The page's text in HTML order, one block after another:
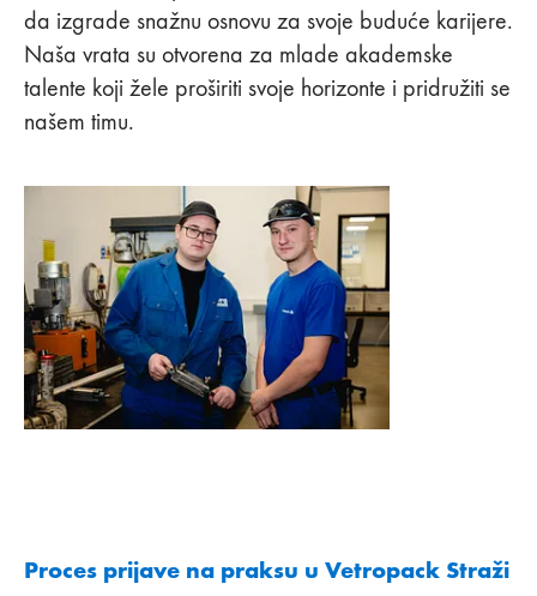
da izgrade snažnu osnovu za svoje buduće karijere.
Naša vrata su otvorena za mlade akademske
talente koji žele proširiti svoje horizonte i pridružiti se
našem timu.
Proces prijave na praksu u Vetropack Straži